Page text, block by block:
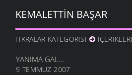
KEMALETTIN BAŞAR
FIKRALAR KATEGORISI İÇERIKLERI
YANIMA GAL…
9 TEMMUZ 2007